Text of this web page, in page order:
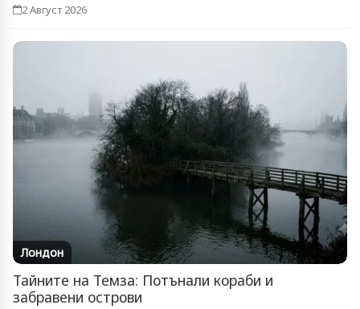
2 Август 2026
Лондон
Тайните на Темза: Потънали кораби и
забравени острови